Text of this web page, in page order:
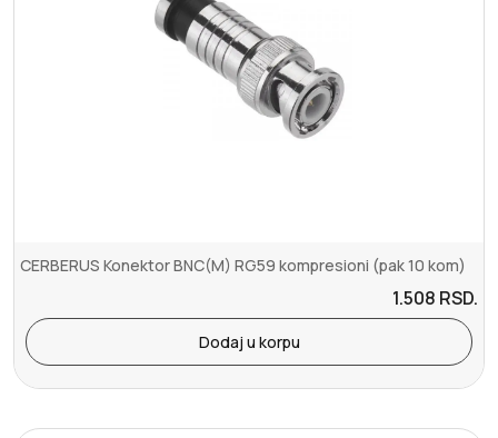
CERBERUS Konektor BNC(M) RG59 kompresioni (pak 10 kom)
1.508 RSD.
Dodaj u korpu